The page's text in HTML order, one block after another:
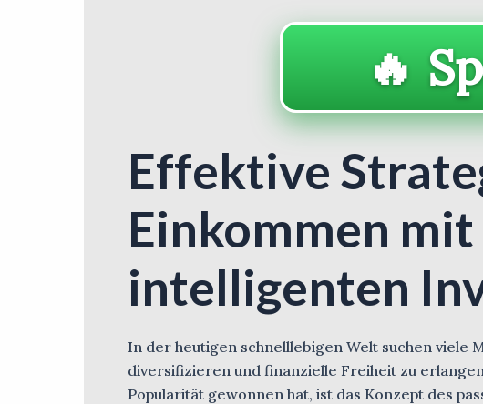
🔥
Effektive
Einkommen
intelligenten
In der heutigen schnelllebigen Welt suchen viele
diversifizieren und finanzielle Freiheit zu
Popularität gewonnen hat, ist das Konzept des